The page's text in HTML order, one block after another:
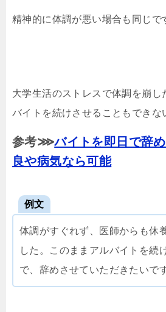
精神的に体調が悪い場合も同じで
大学生活のストレスで体調を崩し
バイトを続けさせることもできな
参考⋙バイトを即日で辞
良や病気なら可能
例文
体調がすぐれず、医師からも休
した。このままアルバイトを続
で、辞めさせていただきたいです